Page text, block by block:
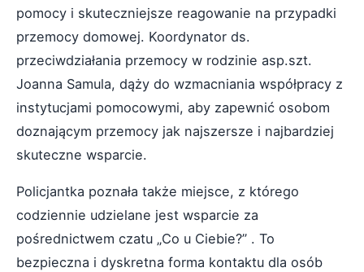
pomocy i skuteczniejsze reagowanie na przypadki
przemocy domowej. Koordynator ds.
przeciwdziałania przemocy w rodzinie asp.szt.
Joanna Samula, dąży do wzmacniania współpracy z
instytucjami pomocowymi, aby zapewnić osobom
doznającym przemocy jak najszersze i najbardziej
skuteczne wsparcie.
Policjantka poznała także miejsce, z którego
codziennie udzielane jest wsparcie za
pośrednictwem czatu „Co u Ciebie?” . To
bezpieczna i dyskretna forma kontaktu dla osób